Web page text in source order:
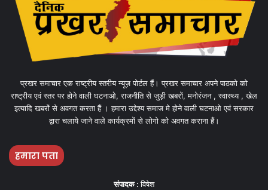
प्रखर समाचार एक राष्ट्रीय स्तरीय न्यूज़ पोर्टल हैं। प्रखर समाचार अपने पाठको को
राष्ट्रीय एवं स्तर पर होने वाली घटनाओ, राजनीति से जुड़ी खबरों, मनोरंजन , स्वास्थ्य , खेल
इत्यादि खबरों से अवगत करता हैं । हमारा उद्देश्य समाज मे होने वाली घटनाओ एवं सरकार
द्वारा चलाये जाने वाले कार्यक्रमों से लोगो को अवगत कराना हैं।
हमारा पता
संपादक :विषेश